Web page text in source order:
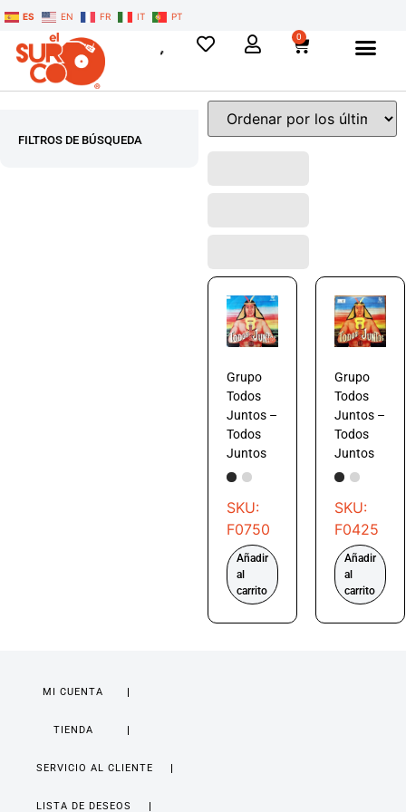
ES EN FR IT PT
0
FILTROS DE BÚSQUEDA
Grupo
Todos
Juntos –
Todos
Juntos
SKU:
F0750
Añadir
al
carrito
Grupo
Todos
Juntos –
Todos
Juntos
SKU:
F0425
Añadir
al
carrito
MI CUENTA
TIENDA
SERVICIO AL CLIENTE
LISTA DE DESEOS